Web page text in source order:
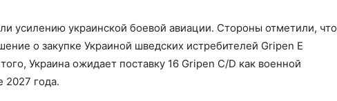
усилению украинской боевой авиации. Стороны отметили, что
о закупке Украиной шведских истребителей Gripen E
Украина ожидает поставку 16 Gripen C/D как военной
года.